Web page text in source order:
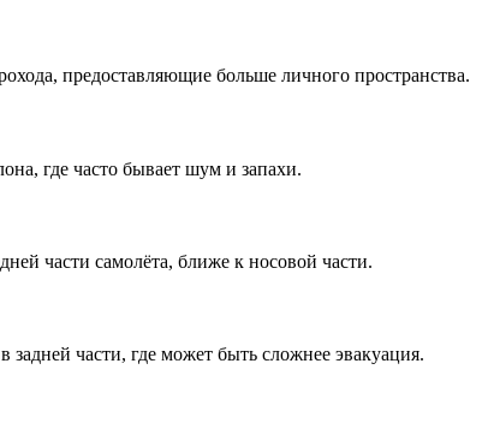
предоставляющие больше личного пространства.
где часто бывает шум и запахи.
части самолёта, ближе к носовой части.
части, где может быть сложнее эвакуация.